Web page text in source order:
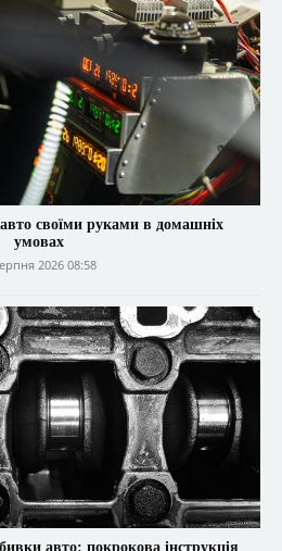
своїми руками в домашніх
умовах
2026 08:58
авто: покрокова інструкція